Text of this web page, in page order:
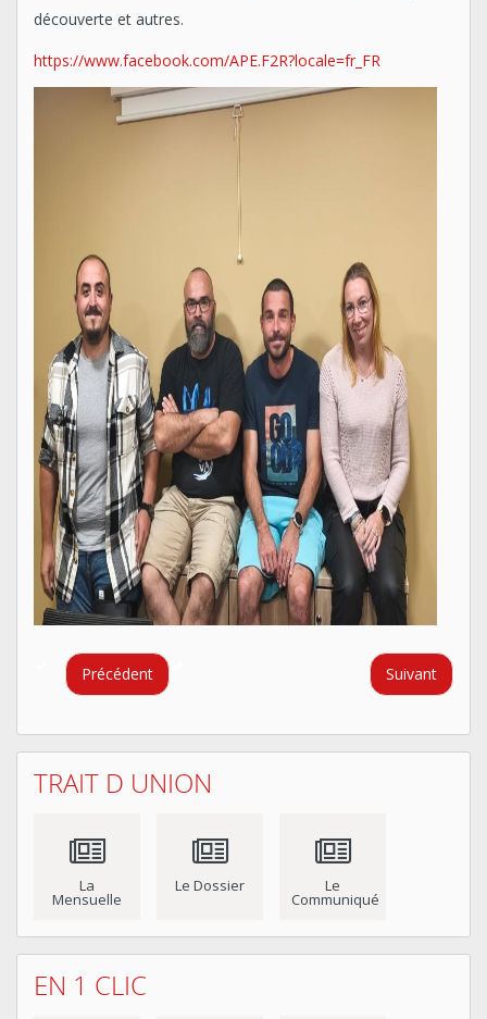
découverte et autres.
https://www.facebook.com/APE.F2R?locale=fr_FR
Précédent Suivant
TRAIT D UNION
La
Mensuelle
Le Dossier Le
Communiqué
EN 1 CLIC